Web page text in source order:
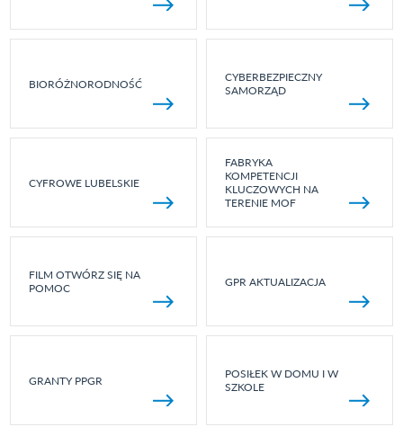
BIORÓŻNORODNOŚĆ
CYBERBEZPIECZNY
SAMORZĄD
CYFROWE LUBELSKIE
FABRYKA
KOMPETENCJI
KLUCZOWYCH NA
TERENIE MOF
FILM OTWÓRZ SIĘ NA
POMOC
GPR AKTUALIZACJA
GRANTY PPGR
POSIŁEK W DOMU I W
SZKOLE